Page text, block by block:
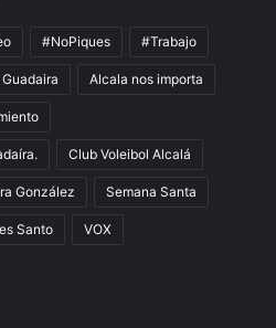
#NoPiques #Trabajo
Alcala nos importa
Club Voleibol Alcalá
González Semana Santa
Santo VOX